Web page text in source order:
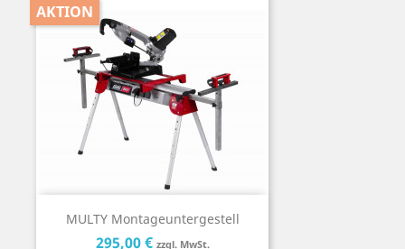
MULTY Montageuntergestell
AKTION
Preis
295,00 € zzgl. MwSt.Preis